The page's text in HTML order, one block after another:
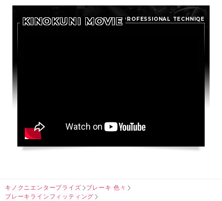
PROFESSIONAL TECHNIQE
KINOKUNI MOVIE
キノクニエンタープライズ
ブレーキ 色々
ブレーキラインフィッティング